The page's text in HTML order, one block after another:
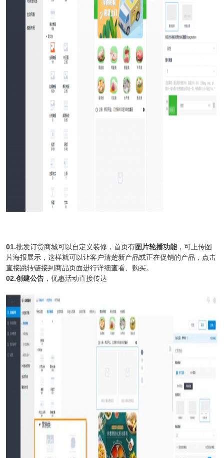
01.批发订货商城可以自定义装修，首页有图片轮播功能，可上传图
片海报展示，这样就可以让客户清楚新产品或正在促销的产品，点击
直接跳转链接到商品页面进行详细查看、购买。
02.创建公告 ，优惠活动直接传达